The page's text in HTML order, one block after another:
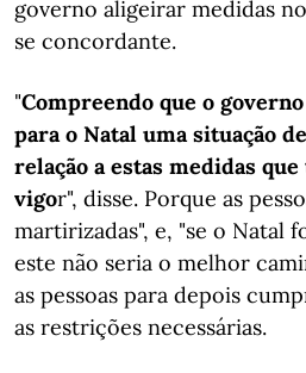
governo aligeirar medidas
se concordante.
"Compreendo que o
para o Natal uma situação
relação a estas medidas
vigor", disse. Porque as
martirizadas", e, "se o Natal
este não seria o melhor
as pessoas para depois
as restrições necessárias.